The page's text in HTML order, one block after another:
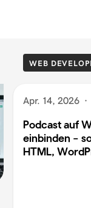
WEB
Apr. 14, 2026 ·
Podcast auf
einbinden –
HTML,